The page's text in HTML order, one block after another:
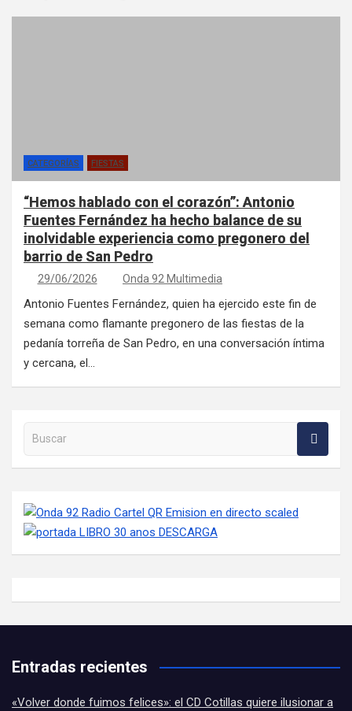
CATEGORÍAS FIESTAS
“Hemos hablado con el corazón”: Antonio
Fuentes Fernández ha hecho balance de su
inolvidable experiencia como pregonero del
barrio de San Pedro
29/06/2026 Onda 92 Multimedia
Antonio Fuentes Fernández, quien ha ejercido este fin de
semana como flamante pregonero de las fiestas de la
pedanía torreña de San Pedro, en una conversación íntima
y cercana, el…
Buscar en la web
Entradas recientes
«Volver donde fuimos felices»: el CD Cotillas quiere ilusionar a